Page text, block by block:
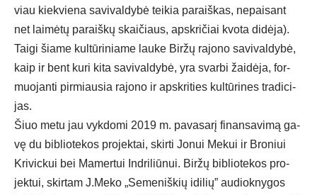
viau kiek­vie­na sa­vi­val­dy­bė tei­kia pa­raiš­kas, ne­pai­sant
net lai­mė­tų pa­raiš­kų skai­čiaus, ap­skri­čiai kvo­ta di­dė­ja).
Tai­gi šia­me kul­tū­ri­nia­me lau­ke Bir­žų ra­jo­no sa­vi­val­dy­bė,
kaip ir bent ku­ri ki­ta sa­vi­val­dy­bė, yra svar­bi žai­dė­ja, for­
muo­jan­ti pir­miau­sia ra­jo­no ir ap­skri­ties kul­tū­ri­nes tra­di­ci­
jas.
Šiuo me­tu jau vyk­do­mi 2019 m. pa­va­sa­rį fi­nan­sa­vi­mą ga­
vę du bib­lio­te­kos pro­jek­tai, skir­ti Jo­nui Me­kui ir Bro­niui
Kri­vic­kui bei Ma­mer­tui Ind­ri­liū­nui. Bir­žų bib­lio­te­kos pro­
jek­tui, skir­tam J.Me­ko „Se­me­niš­kių idi­lių” au­diok­ny­gos